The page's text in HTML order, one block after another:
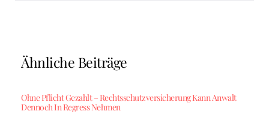
Ähnliche Beiträge
Ohne Pflicht Gezahlt – Rechtsschutzversicherung Kann Anwalt
Dennoch In Regress Nehmen